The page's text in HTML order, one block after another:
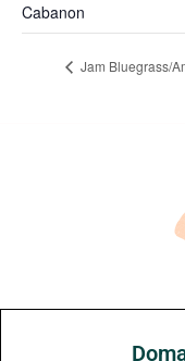
Cabanon
Jam Bluegrass/